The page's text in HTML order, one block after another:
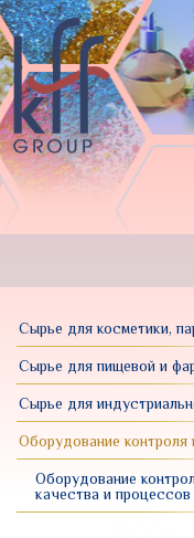
Перейти
к
основному
содержанию
Сырье для косметики,
Сырье для пищевой и
Сырье для
Оборудование контроля
Оборудование
качества и процессов